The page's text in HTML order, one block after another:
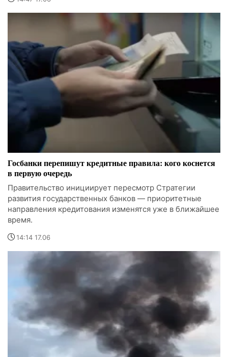
Госбанки перепишут кредитные правила: кого коснется
в первую очередь
Правительство инициирует пересмотр Стратегии
развития государственных банков — приоритетные
направления кредитования изменятся уже в ближайшее
время.
14:14 17.06